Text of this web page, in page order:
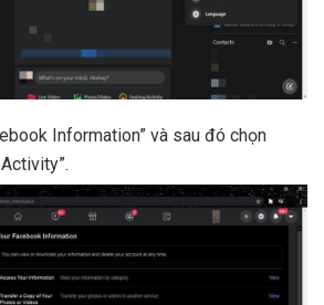
Information” và sau đó chọn